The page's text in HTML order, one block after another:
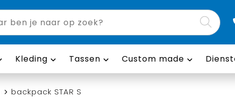
Kleding Tassen Custom made
backpack STAR S